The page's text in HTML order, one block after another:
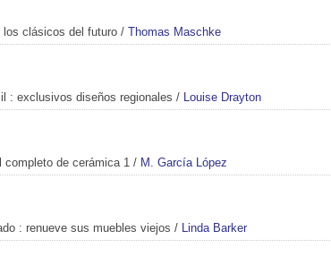
los clásicos del futuro / Thomas Maschke
: exclusivos diseños regionales / Louise Drayton
completo de cerámica 1 / M. García López
: renueve sus muebles viejos / Linda Barker